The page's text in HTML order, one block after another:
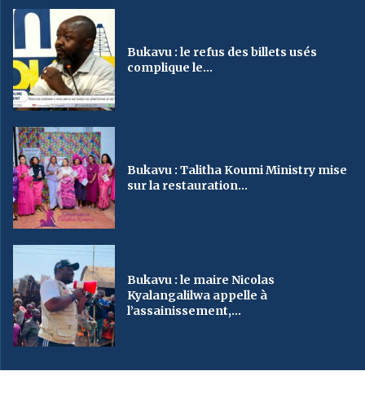
Bukavu : le refus des billets usés
complique le...
Bukavu : Talitha Koumi Ministry mise
sur la restauration...
Bukavu : le maire Nicolas
Kyalangalilwa appelle à
l’assainissement,...